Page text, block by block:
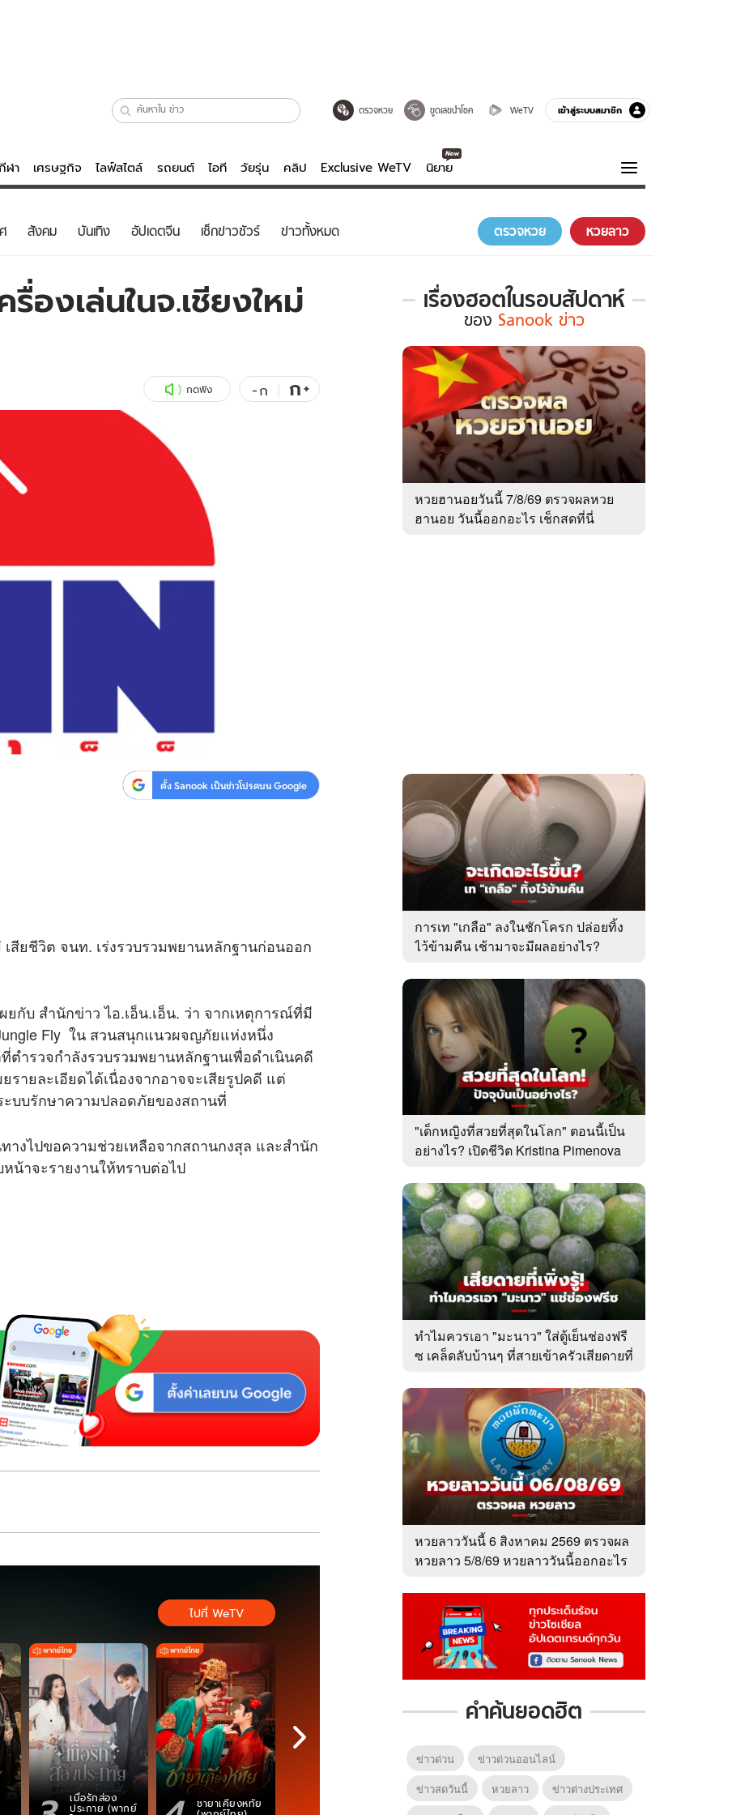
ตรวจหวย ขูดเลขนำโชค WeTV เข้าสู่ระบบสมาชิก
ฬา เศรษฐกิจ ไลฟ์สไตล์ รถยนต์ ไอที วัยรุ่น คลิป Exclusive WeTV นิยาย
รวจหวย ไลฟ์สไตล์
วัยรุ่น
สุขภาพ
เที่ยว-กิน
Tasteful Thailand
Sanook Choice
บันเทิงครบรส
ดูทีวี
ความรู้รอบตัว
ฮาวทู
สังคม บันเทิง อัปเดตจีน เช็กข่าวชัวร์ ข่าวทั้งหมด ตรวจหวย หวยลาว
องเล่นในจ.เชียงใหม่
กดฟัง -ก ก+
ตั้ง Sanook เป็นข่าวโปรดบน Google
เสียชีวิต จนท. เร่งรวบรวมพยานหลักฐานก่อนออก
ยกับ สำนักข่าวไอ.เอ็น.เอ็น. ว่า จากเหตุการณ์ที่มี
Fly ใน สวนสนุกแนวผจญภัยแห่งหนึ่ง
ำรวจกำลังรวบรวมพยานหลักฐานเพื่อดำเนินคดี
รายละเอียดได้เนื่องจากอาจจะเสียรูปคดี แต่
บบรักษาความปลอดภัยของสถานที่
างไปขอความช่วยเหลือจากสถานกงสุล และสำนัก
น้าจะรายงานให้ทราบต่อไป
เมื่อรักส่อง
ประกาย (พากย์ ชายาเคียงหทัย หากวินาทีนั้นไม่
พบเธอ (พากย์ ซอโซ่ล่ามธีร์
ไปที่ WeTV
เรื่องฮอตในรอบสัปดาห์
เรื่อง
ใน
รอบ
สัปดาห์
Sanook
ข่าว
ของ Sanook ข่าว
หวยฮานอยวันนี้ 7/8/69 ตรวจผลหวย
ฮานอย วันนี้ออกอะไร เช็กสดที่นี่
การเท "เกลือ" ลงในชักโครก ปล่อยทิ้ง
ไว้ข้ามคืน เช้ามาจะมีผลอย่างไร?
"เด็กหญิงที่สวยที่สุดในโลก" ตอนนี้เป็น
อย่างไร? เปิดชีวิต Kristina Pimenova
ทำไมควรเอา "มะนาว" ใส่ตู้เย็นช่องฟรี
ซ เคล็ดลับบ้านๆ ที่สายเข้าครัวเสียดายที่
หวยลาววันนี้ 6 สิงหาคม 2569 ตรวจผล
หวยลาว 5/8/69 หวยลาววันนี้ออกอะไร
คำค้นยอดฮิต
ข่าวด่วน
ข่าวด่วนออนไลน์
ข่าวสดวันนี้
หวยลาว
ข่าวต่างประเทศ